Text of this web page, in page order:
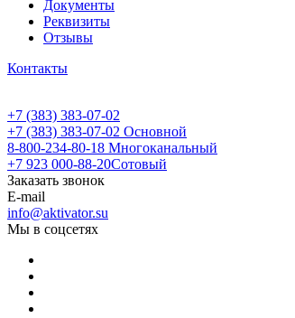
Документы
Реквизиты
Отзывы
Контакты
+7 (383) 383-07-02
+7 (383) 383-07-02 Основной
8-800-234-80-18 Многоканальный
+7 923 000-88-20Сотовый
Заказать звонок
E-mail
info@aktivator.su
Мы в соцсетях